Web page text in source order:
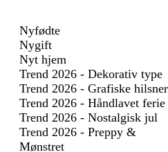
Nyfødte
Nygift
Nyt hjem
Trend 2026 - Dekorativ type
Trend 2026 - Grafiske hilsner
Trend 2026 - Håndlavet ferie
Trend 2026 - Nostalgisk jul
Trend 2026 - Preppy &
Mønstret